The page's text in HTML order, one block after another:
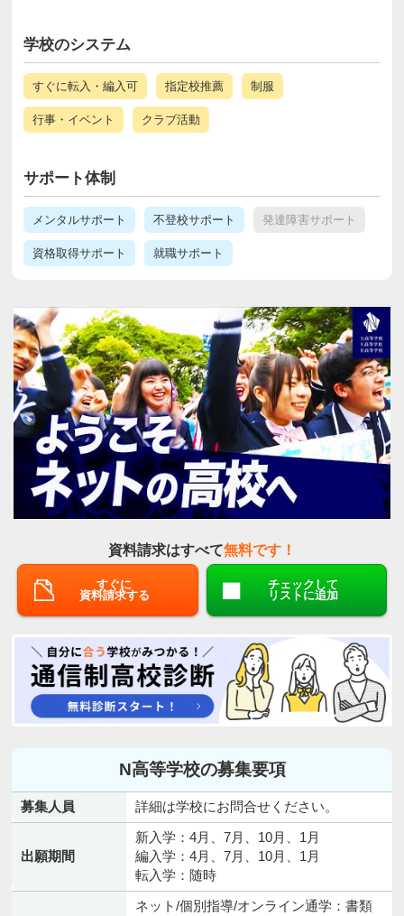
学校のシステム
すぐに転入・編入可 指定校推薦 制服
行事・イベント クラブ活動
サポート体制
メンタルサポート 不登校サポート 発達障害サポート
資格取得サポート 就職サポート
資料請求はすべて無料です！
すぐに
資料請求する
チェックして
リストに追加
N高等学校の募集要項
募集人員 詳細は学校にお問合せください。
出願期間
新入学：4月、7月、10月、1月
編入学：4月、7月、10月、1月
転入学：随時
ネット/個別指導/オンライン通学：書類